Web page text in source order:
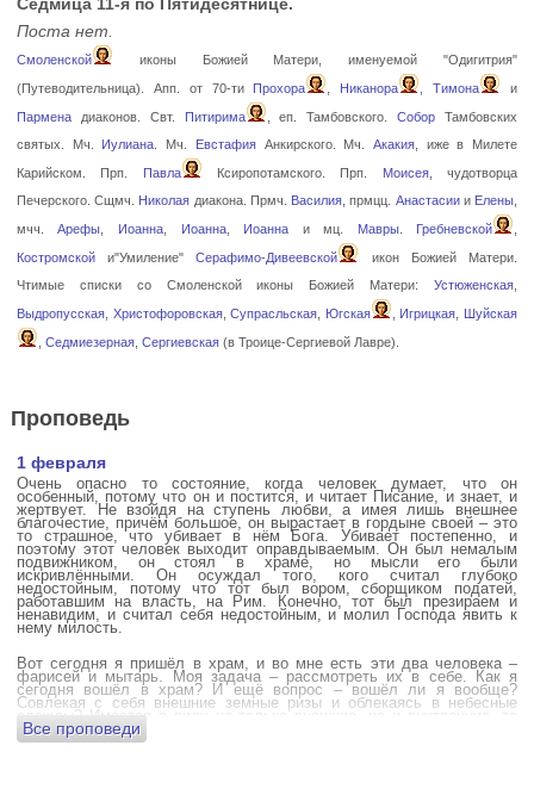
Поста нет.
Смоленской
иконы Божией Матери, именуемой "Одигитрия"
(Путеводительница). Апп. от 70-ти Прохора Никанора ,Тимона
и
Парменадиаконов. Свт. Питирима , еп. Тамбовского.Собор Тамбовских
святых. Мч. Иулиана . Мч. ЕвстафияАнкирского. Мч. Акакия, иже в Милете
Карийском. Прп.
Павла Ксиропотамского. Прп. Моисея, чудотворца
Печерского. Сщмч. Николая диакона. Прмч. Василия , прмцц. Анастасиии Елены
мчч.Арефы Иоанна, Иоанна, Иоанна и мц. Мавры. Гребневской
Костромскойи"Умиление"Серафимо-Дивеевской
икон Божией Матери.
Чтимые списки со Смоленской иконы Божией Матери:Устюженская
Выдропусская, Христофоровская,Супрасльская Югская Игрицкая
Шуйская
Седмиезерная, Сергиевская(в Троице-Сергиевой Лавре).
Проповедь
1 февраля
Очень опасно то состояние, когда человек думает, что он
особенный, потому что он и постится, и читает Писание, и знает, и
жертвует. Не взойдя на ступень любви, а имея лишь внешнее
благочестие, причём большое, он вырастает в гордыне своей – это
то страшное, что убивает в нём Бога. Убивает постепенно, и
поэтому этот человек выходит оправдываемым. Он был немалым
подвижником, он стоял в храме, но мысли его были
искривлёнными. Он осуждал того, кого считал глубоко
недостойным, потому что тот был вором, сборщиком податей,
работавшим на власть, на Рим. Конечно, тот был презираем и
ненавидим, и считал себя недостойным, и молил Господа явить к
нему милость.
Вот сегодня я пришёл в храм, и во мне есть эти два человека –
фарисей и мытарь. Моя задача – рассмотреть их в себе. Как я
сегодня вошёл в храм? И ещё вопрос – вошёл ли я вообще?
Совлекая с себя внешние земные ризы и облекаясь в небесные
одежды? Имеется в виду не только внешние, но и внутренние, то
есть помыслы.
Все проповеди